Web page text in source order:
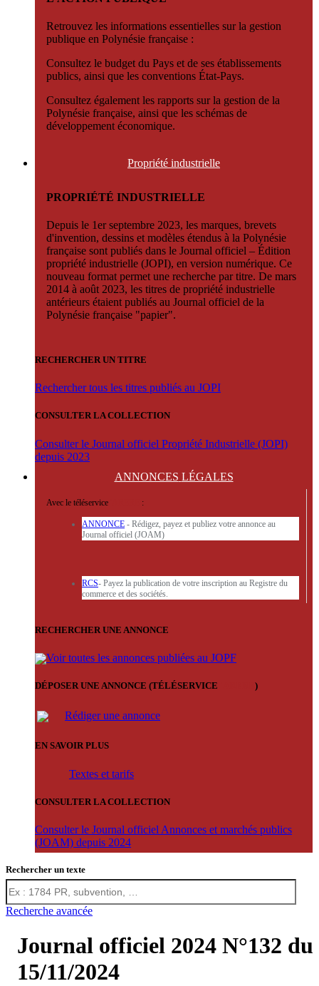
Retrouvez les informations essentielles sur la gestion
publique en Polynésie française :
Consultez le budget du Pays et de ses établissements
publics, ainsi que les conventions État-Pays.
Consultez également les rapports sur la gestion de la
Polynésie française, ainsi que les schémas de
développement économique.
Propriété industrielle
PROPRIÉTÉ INDUSTRIELLE
Depuis le 1er septembre 2023, les marques, brevets
d'invention, dessins et modèles étendus à la Polynésie
française sont publiés dans le Journal officiel – Édition
propriété industrielle (JOPI), en version numérique. Ce
nouveau format permet une recherche par titre. De mars
2014 à août 2023, les titres de propriété industrielle
antérieurs étaient publiés au Journal officiel de la
Polynésie française "papier".
RECHERCHER UN TITRE
Rechercher tous les titres publiés au JOPI
CONSULTER LA COLLECTION
Consulter le Journal officiel Propriété Industrielle (JOPI)
depuis 2023
ANNONCES LÉGALES
Avec le téléservice :
ANNONCE - Rédigez, payez et publiez votre annonce au
Journal officiel (JOAM)
RCS- Payez la publication de votre inscription au Registre du
commerce et des sociétés.
RECHERCHER UNE ANNONCE
Voir toutes les annonces publiées au JOPF
DÉPOSER UNE ANNONCE (TÉLÉSERVICE )
Rédiger une annonce
EN SAVOIR PLUS
Textes et tarifs
CONSULTER LA COLLECTION
Consulter le Journal officiel Annonces et marchés publics
(JOAM) depuis 2024
Rechercher un texte
Recherche avancée
Journal officiel 2024 N°132 du
15/11/2024